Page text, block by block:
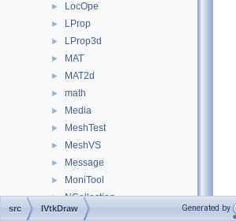
► LocOpe
► LProp
► LProp3d
► MAT
► MAT2d
► math
► Media
► MeshTest
► MeshVS
► Message
► MoniTool
► NCollection
► NLPlate
src IVtkDraw Generated by